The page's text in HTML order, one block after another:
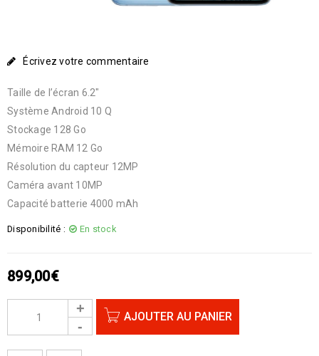
Écrivez votre commentaire
Taille de l’écran 6.2″
Système Android 10 Q
Stockage 128 Go
Mémoire RAM 12 Go
Résolution du capteur 12MP
Caméra avant 10MP
Capacité batterie 4000 mAh
Disponibilité : En stock
899,00€
AJOUTER AU PANIER